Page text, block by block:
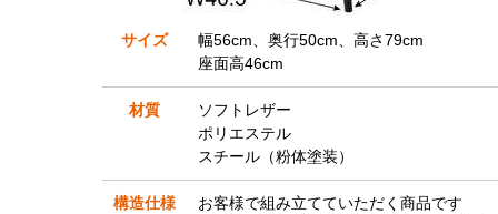
サイズ
幅56cm、奥行50cm、高さ79cm
座面高46cm
材質
ソフトレザー
ポリエステル
スチール（粉体塗装）
構造仕様
お客様で組み立てていただく商品です